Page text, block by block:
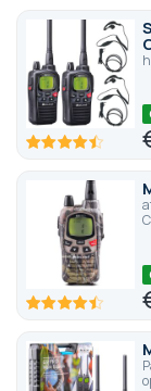
89.4100
89.4100